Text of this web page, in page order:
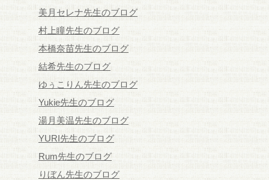
美月セレナ先生のブログ
村上瞳先生のブログ
本橋奈苗先生のブログ
結希先生のブログ
ゆぅこりん先生のブログ
Yukie先生のブログ
湯月美温先生のブログ
YURI先生のブログ
Rum先生のブログ
りぼん先生のブログ